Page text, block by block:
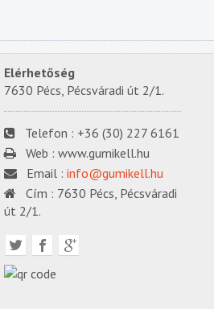
Elérhetőség
7630 Pécs, Pécsváradi út 2/1.
Telefon : +36 (30) 227 6161
Web : www.gumikell.hu
Email : info@gumikell.hu
Cím : 7630 Pécs, Pécsváradi
út 2/1.